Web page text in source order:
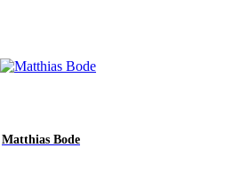
Matthias Bode